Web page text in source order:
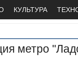
КУЛЬТУРА
метро